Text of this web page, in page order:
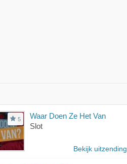
5
Waar Doen Ze Het Van
Slot
Bekijk uitzending